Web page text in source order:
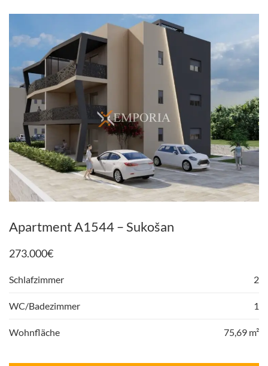
Apartment A1544 – Sukošan
273.000€
Schlafzimmer 2
WC/Badezimmer 1
Wohnfläche 75,69 m²